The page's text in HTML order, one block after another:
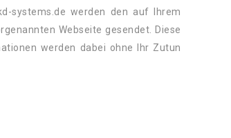
systems.de werden den auf Ihrem
Webseite gesendet. Diese
werden dabei ohne Ihr Zutun